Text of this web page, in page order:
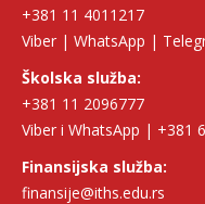
+381 11 4011217
Viber | WhatsApp |
Školska služba:
+381 11 2096777
Viber i WhatsApp | +381
Finansijska služba:
finansije@iths.edu.rs